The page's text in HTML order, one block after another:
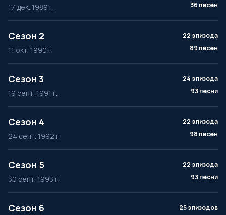
17 дек. 1989 г.
36 песен
Сезон 2
11 окт. 1990 г.
22 эпизода
89 песен
Сезон 3
19 сент. 1991 г.
24 эпизода
93 песни
Сезон 4
24 сент. 1992 г.
22 эпизода
98 песен
Сезон 5
30 сент. 1993 г.
22 эпизода
93 песни
Сезон 6
25 эпизодов